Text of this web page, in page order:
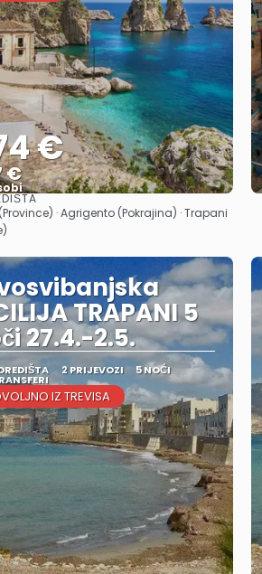
€
€
Vidjeti
· Agrigento (Pokrajina) · Trapani
TRAPANI 5
27.4.-2.5.
2 PRIJEVOZI 5 NOĆI
IZ TREVISA